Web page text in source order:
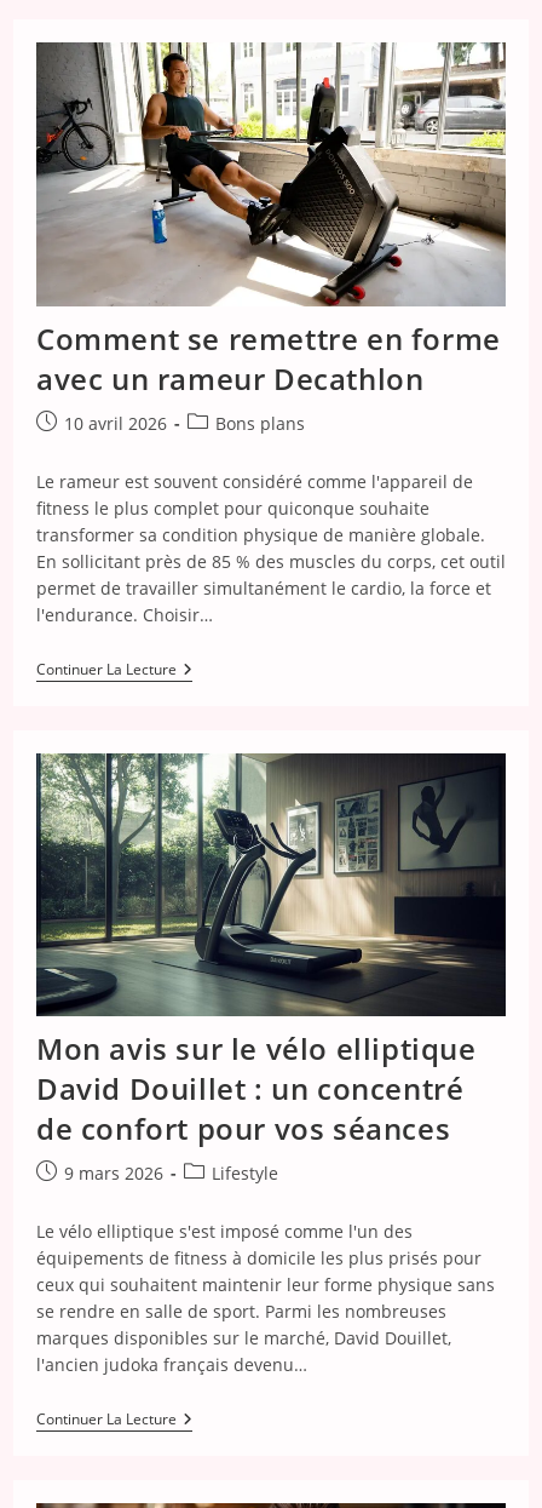
Décoratif
Pour
Sublimer
Chaque
Image
Comment se remettre en forme
avec un rameur Decathlon
Publication
10 avril 2026
PostBons plans
Le rameur est souvent considéré comme l'appareil de
fitness le plus complet pour quiconque souhaite
transformer sa condition physique de manière globale.
En sollicitant près de 85 % des muscles du corps, cet outil
permet de travailler simultanément le cardio, la force et
l'endurance. Choisir…
Continuer La LectureComment
Se
Avec
Un
Rameur
Decathlon
Mon avis sur le vélo elliptique
David Douillet : un concentré
de confort pour vos séances
Publication
9 mars 2026
PostLifestyle
Le vélo elliptique s'est imposé comme l'un des
équipements de fitness à domicile les plus prisés pour
ceux qui souhaitent maintenir leur forme physique sans
se rendre en salle de sport. Parmi les nombreuses
marques disponibles sur le marché, David Douillet,
l'ancien judoka français devenu…
Continuer La LectureMon
Avis